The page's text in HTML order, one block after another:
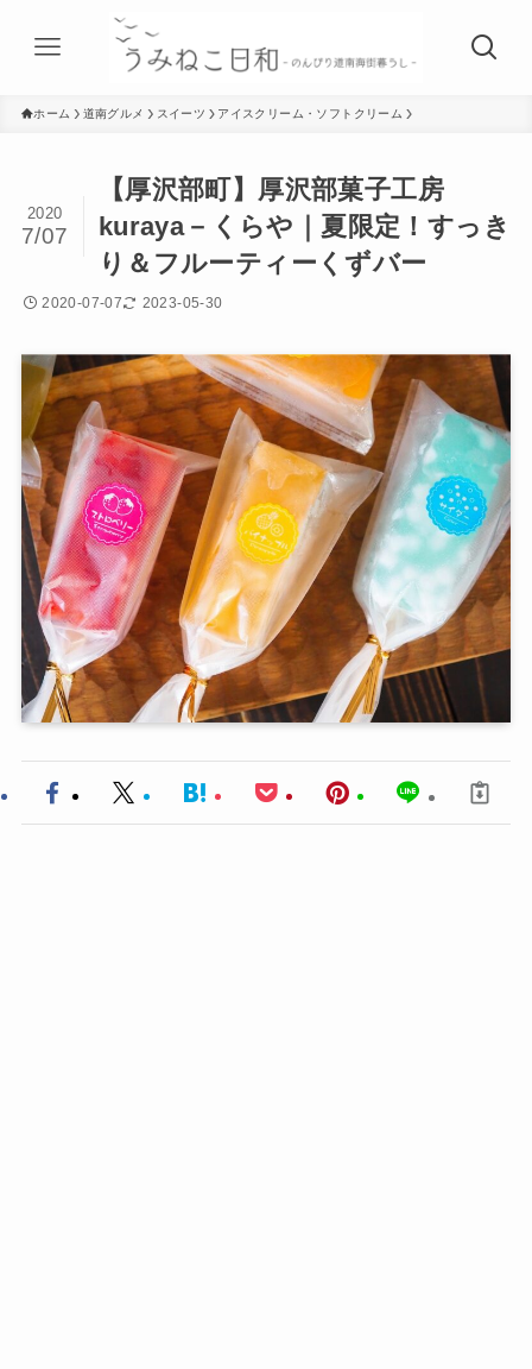
ホーム 道南グルメ スイーツ アイスクリーム・ソフトクリーム
【厚沢部町】厚沢部菓子工房
kuraya－くらや｜夏限定！すっき
り＆フルーティーくずバー
2020
7/07
2020-07-07 2023-05-30